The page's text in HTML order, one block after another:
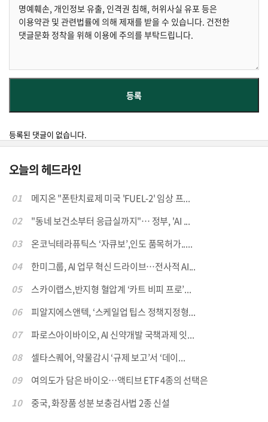
등록된 댓글이 없습니다.
오늘의 헤드라인
01
메지온 "폰탄치료제 미국 'FUEL-2' 임상 프...
02
"동네 보건소부터 응급실까지"… 정부, 'AI ...
03
온코닉테라퓨틱스 ‘자큐보’,인도 품목허가.....
04
한미그룹, AI 업무 혁신 드라이브…전사적 AI...
05
스카이랩스,반지형 혈압계 ‘카트 비피 프로’...
06
피알지에스앤텍, ‘스케일업 팁스 정책지정형...
07
파로스아이바이오, AI 신약개발 국책과제 잇...
08
셀타스퀘어, 약물감시 ‘규제 보고’서 ‘데이...
09
여의도가 담은 바이오…액티브 ETF 4종의 선택은
10
중국, 화장품 성분 보충검사법 2종 신설